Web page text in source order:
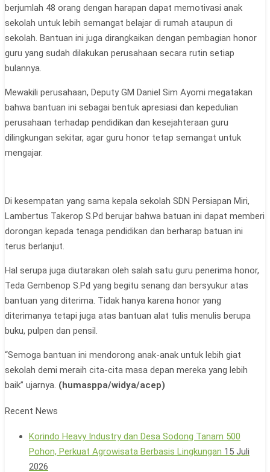
berjumlah 48 orang dengan harapan dapat memotivasi anak
sekolah untuk lebih semangat belajar di rumah ataupun di
sekolah. Bantuan ini juga dirangkaikan dengan pembagian honor
guru yang sudah dilakukan perusahaan secara rutin setiap
bulannya.
Mewakili perusahaan, Deputy GM Daniel Sim Ayomi megatakan
bahwa bantuan ini sebagai bentuk apresiasi dan kepedulian
perusahaan terhadap pendidikan dan kesejahteraan guru
dilingkungan sekitar, agar guru honor tetap semangat untuk
mengajar.
Di kesempatan yang sama kepala sekolah SDN Persiapan Miri,
Lambertus Takerop S.Pd berujar bahwa batuan ini dapat memberi
dorongan kepada tenaga pendidikan dan berharap batuan ini
terus berlanjut.
Hal serupa juga diutarakan oleh salah satu guru penerima honor,
Teda Gembenop S.Pd yang begitu senang dan bersyukur atas
bantuan yang diterima. Tidak hanya karena honor yang
diterimanya tetapi juga atas bantuan alat tulis menulis berupa
buku, pulpen dan pensil.
“Semoga bantuan ini mendorong anak-anak untuk lebih giat
sekolah demi meraih cita-cita masa depan mereka yang lebih
baik” ujarnya. (humasppa/widya/acep)
Recent News
Korindo Heavy Industry dan Desa Sodong Tanam 500
Pohon, Perkuat Agrowisata Berbasis Lingkungan 15 Juli
2026